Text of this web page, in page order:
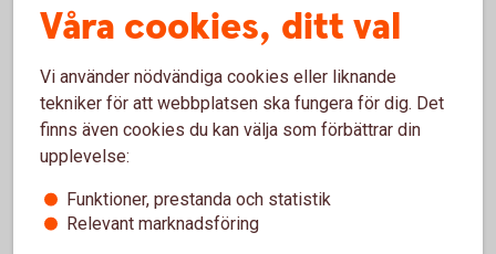
Swedbank Robur är Sveriges största och en av Nordens
ledande kapitalförvaltare.
Deras riktmärken är enkelhet, innovation och hållbarhet.
För att se detta innehåll behöver du först
Våra cookies, ditt val
Vi använder nödvändiga cookies eller liknande
tekniker för att webbplatsen ska fungera för dig. Det
finns även cookies du kan välja som förbättrar din
upplevelse:
Funktioner, prestanda och statistik
Relevant marknadsföring